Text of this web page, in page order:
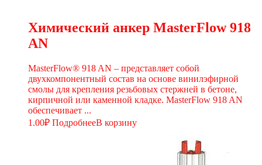
Химический анкер MasterFlow 918
AN
MasterFlow® 918 AN – представляет собой
двухкомпонентный состав на основе винилэфирной
смолы для крепления резьбовых стержней в бетоне,
кирпичной или каменной кладке. MasterFlow 918 AN
обеспечивает ...
1.00₽ ПодробнееВ корзину